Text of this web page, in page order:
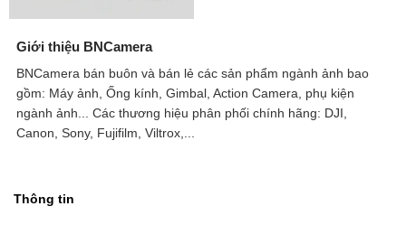
Giới thiệu BNCamera
BNCamera bán buôn và bán lẻ các sản phẩm ngành ảnh bao
gồm: Máy ảnh, Ống kính, Gimbal, Action Camera, phụ kiện
ngành ảnh... Các thương hiệu phân phối chính hãng: DJI,
Canon, Sony, Fujifilm, Viltrox,...
Thông tin